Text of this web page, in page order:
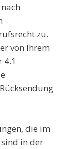
zu.
von Ihrem
4.1
die im
in der